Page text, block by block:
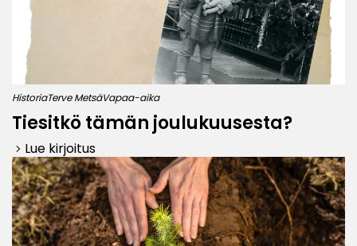
HistoriaTerve MetsäVapaa-aika
Tiesitkö tämän joulukuusesta?
keyboard_arrow_right Lue kirjoitus